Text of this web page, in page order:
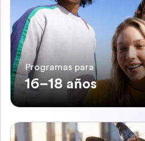
Programas para
16–18 años